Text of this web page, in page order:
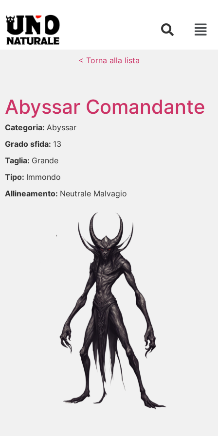
< Torna alla lista
Abyssar Comandante
Categoria: Abyssar
Grado sfida: 13
Taglia: Grande
Tipo: Immondo
Allineamento: Neutrale Malvagio